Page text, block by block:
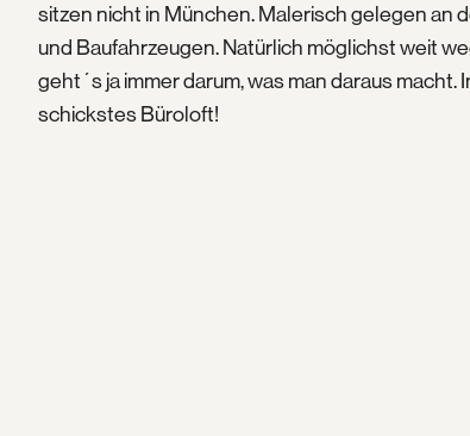
sitzen nicht in München. Malerisch gelegen an
und Baufahrzeugen. Natürlich möglichst weit
geht´s ja immer darum, was man daraus macht.
schickstes Büroloft!